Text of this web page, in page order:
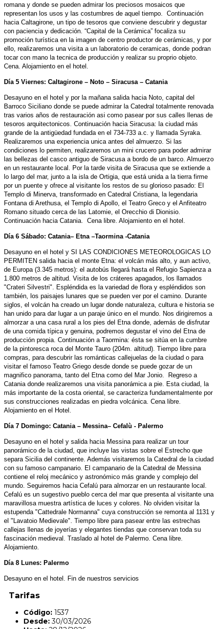
romana y donde se pueden admirar los preciosos mosaicos que
representan los usos y las costumbres de aquel tiempo. Continuación
hacia Caltagirone, un tipo de tesoros que conviene descubrir y degustar
con paciencia y dedicación. “Capital de la Cerámica” focaliza su
promoción turística en la imagen de centro productor de cerámicas, y por
ello, realizaremos una visita a un laboratorio de ceramicas, donde podran
tocar con mano la tecnica de producción y realizar su proprio objeto.
Cena. Alojamiento en el hotel.
Día 5 Viernes: Caltagirone – Noto – Siracusa – Catania
Desayuno en el hotel y por la mañana salida hacia Noto, capital del
Barroco Siciliano donde se puede admirar la Catedral totalmente renovada
tras varios años de restauración asi como pasear por sus calles llenas de
tesoros arquitectonicos. Continuación hacia Siracusa: la ciudad más
grande de la antigüedad fundada en el 734-733 a.c. y llamada Syraka.
Realizaremos una experiencia unica antes del almuerzo. Si las
condiciones lo permiten, realizaremos un mini crucero para poder admirar
las bellezas del casco antiguo de Siracusa a bordo de un barco. Almuerzo
en un restaurante local. Por la tarde visita de Siracusa que se extiende a
lo largo del mar, junto a la isla de Ortigia, que está unida a la tierra firme
por un puente y ofrece al visitante los restos de su glorioso pasado: El
Templo di Minerva, transformado en Catedral Cristiana, la legendaria
Fontana di Arethusa, el Templo di Apollo, el Teatro Greco y el Anfiteatro
Romano situado cerca de las Latomie, el Orecchio di Dionisio.
Continuación hacia Catania. Cena libre. Alojamiento en el hotel.
Día 6 Sábado: Catania– Etna –Taormina -Catania
Desayuno en el hotel y SI LAS CONDICIONES METEOROLOGICAS LO
PERMITEN salida hacia el monte Etna: el volcán más alto, y aun activo,
de Europa (3.345 metros): el autobús llegará hasta el Refugio Sapienza a
1.800 metros de altitud. Visita de los cráteres apagados, los llamados
"Crateri Silvestri". Espléndida es la variedad de flora y espléndidos son
también, los paisajes lunares que se pueden ver por el camino. Durante
siglos, el volcán ha creado un lugar donde naturaleza, cultura e historia se
han unido para dar lugar a un paraje único en el mundo. Nos dirigiremos a
almorzar a una casa rural a los pies del Etna donde, además de disfrutar
de una comida típica y genuina, podremos degustar el vino del Etna de
producción propia. Continuación a Taormina: ésta se sitúa en la cumbre
de la pintoresca roca del Monte Tauro (204m. altitud). Tiempo libre para
compras, para descubrir las románticas callejuelas de la ciudad o para
visitar el famoso Teatro Griego desde donde se puede gozar de un
magnifico panorama, tanto del Etna como del Mar Jonio. Regreso a
Catania donde realizaremos una visita panorámica a pie. Esta ciudad, la
más importante de la costa oriental, se caracteriza fundamentalmente por
sus construcciones realizadas en piedra volcánica. Cena libre.
Alojamiento en el Hotel.
Día 7 Domingo: Catania – Messina– Cefalù - Palermo
Desayuno en el hotel y salida hacia Messina para realizar un tour
panorámico de la ciudad, que incluye las vistas sobre el Estrecho que
separa Sicilia del continente. Además visitaremos la Catedral de la ciudad
con su famoso campanario. El campanario de la Catedral de Messina
contiene el reloj mecánico y astronómico más grande y complejo del
mundo. Seguiremos hacia Cefalú para almorzar en un restaurante local.
Cefalú es un sugestivo pueblo cerca del mar que presenta al visitante una
maravillosa muestra artística de luces y colores. No olviden visitar la
estupenda "Cattedrale Normanna" cuya construcción se remonta al 1131 y
el "Lavatoio Medievale". Tiempo libre para pasear entre las estrechas
callejas llenas de joyerías y elegantes tiendas que conservan toda su
fascinación medieval. Traslado al hotel de Palermo. Cena libre.
Alojamiento.
Día 8 Lunes: Palermo
Desayuno en el hotel. Fin de nuestros servicios
Tarifas
Código: 1537
Desde:30/03/2026